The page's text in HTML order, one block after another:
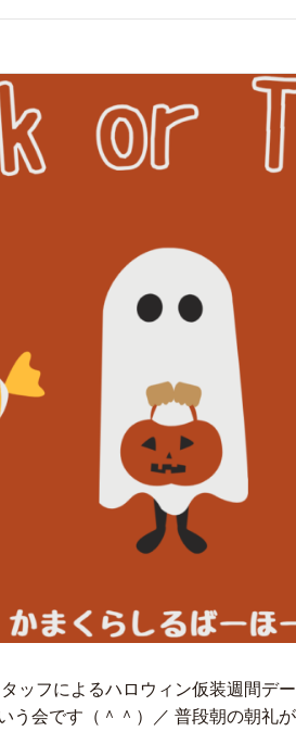
ッフによるハロウィン仮装週間デ
う会です（＾＾）／ 普段朝の朝礼